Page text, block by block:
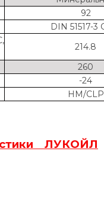
92
DIN 51517-3
214.8
260
-24
HM/CLP
ЛУКОЙЛ